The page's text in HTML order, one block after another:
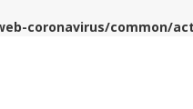
coronavirus/common/